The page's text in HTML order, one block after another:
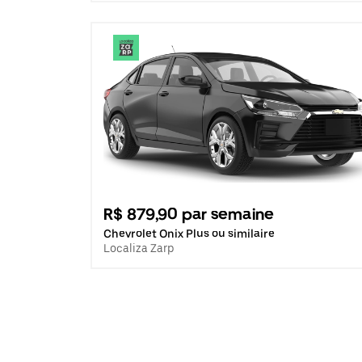
R$ 879,90 par semaine
Chevrolet Onix Plus ou similaire
Localiza Zarp